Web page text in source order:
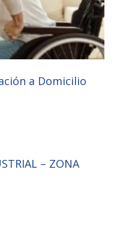
a Domicilio
– ZONA